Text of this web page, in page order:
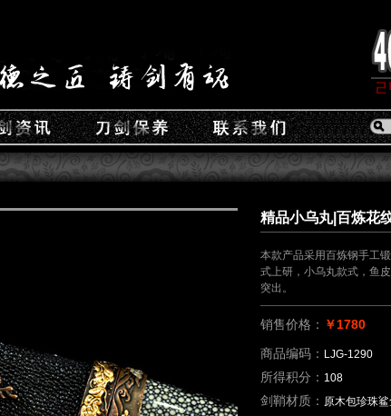
精品小乌丸|百炼花
本款产品采用百炼钢手工
式上研，小乌丸款式，鱼
突出。
销售价格： ￥1780
商品编码： LJG-1290
所得积分： 108
剑鞘材质： 原木包珍珠